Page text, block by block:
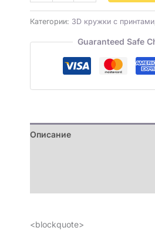
Категории: 3D кружки с принтами
Guaranteed Safe
Описание
<blockquote>